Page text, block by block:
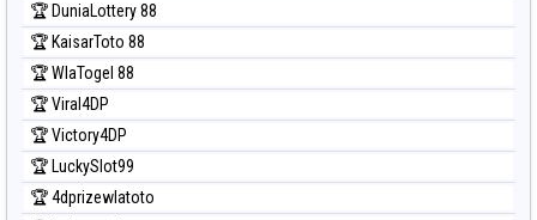
Prediksi Sydney Lotto
Prediksi Sydney Pools 6d
Prediksi Taipei
Prediksi Taiwan
🏆 DuniaLottery 88
🏆 KaisarToto 88
🏆 WlaTogel 88
🏆 Viral4DP
🏆 Victory4DP
🏆 LuckySlot99
🏆 4dprizewlatoto